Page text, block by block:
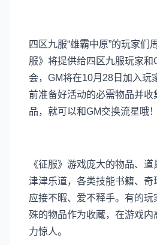
四区九服“雄霸中原”的玩家们
服》将提供给四区九服玩家和
会，GM将在10月28日加入玩
前准备好活动的必需物品并收
品，就可以和GM交换流星哦！
《征服》游戏庞大的物品、
津津乐道，各类技能书籍、奇
应接不暇、爱不释手。有的
殊的物品作为收藏，在游戏内
力惊人。